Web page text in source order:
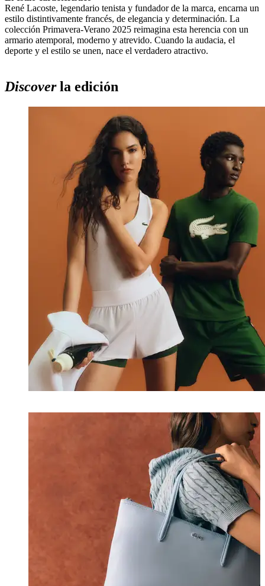
René Lacoste, legendario tenista y fundador de la marca, encarna un
estilo distintivamente francés, de elegancia y determinación. La
colección Primavera-Verano 2025 reimagina esta herencia con un
armario atemporal, moderno y atrevido. Cuando la audacia, el
deporte y el estilo se unen, nace el verdadero atractivo.
Discoverla edición